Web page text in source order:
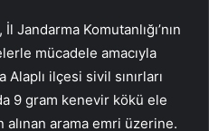
Jandarma Komutanlığı’nın
mücadele amacıyla
ilçesi sivil sınırları
9 gram kenevir kökü ele
arama emri üzerine.